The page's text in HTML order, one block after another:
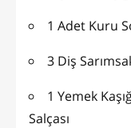
1 Adet Kuru
3 Diş
1 Yemek
Salçası